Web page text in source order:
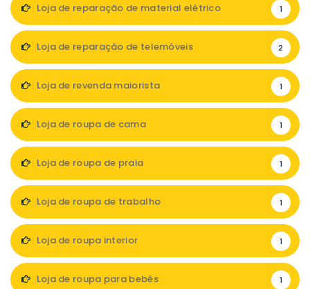
Loja de reparação de material elétrico 1
Loja de reparação de telemóveis 2
Loja de revenda maiorista 1
Loja de roupa de cama 1
Loja de roupa de praia 1
Loja de roupa de trabalho 1
Loja de roupa interior 1
Loja de roupa para bebés 1